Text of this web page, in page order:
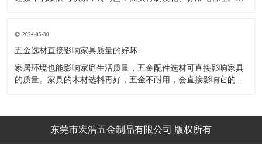
的改造创新，设计制造了一系列更加新颖、美观、更具时代潮流
的新
2024-05-30
五金选材直接影响家具质量的好坏
家居环境也能影响家庭生活质量，五金配件选材可直接影响家具
的质量。家具的木材选料再好，五金不耐用，会直接影响它的使
金、铝合金等。不同五金的加工工艺不同：钳工、表面涂覆处
理、焊接、机械加东莞市宏浩五金制品有限公司 版权所有